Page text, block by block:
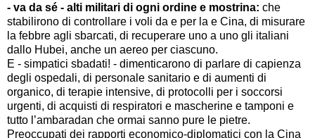
- va da sé - alti militari di ogni ordine e mostrina: che
stabilirono di controllare i voli da e per la e Cina, di misurare
la febbre agli sbarcati, di recuperare uno a uno gli italiani
dallo Hubei, anche un aereo per ciascuno.
E - simpatici sbadati! - dimenticarono di parlare di capienza
degli ospedali, di personale sanitario e di aumenti di
organico, di terapie intensive, di protocolli per i soccorsi
urgenti, di acquisti di respiratori e mascherine e tamponi e
tutto l’ambaradan che ormai sanno pure le pietre.
Preoccupati dei rapporti economico-diplomatici con la Cina